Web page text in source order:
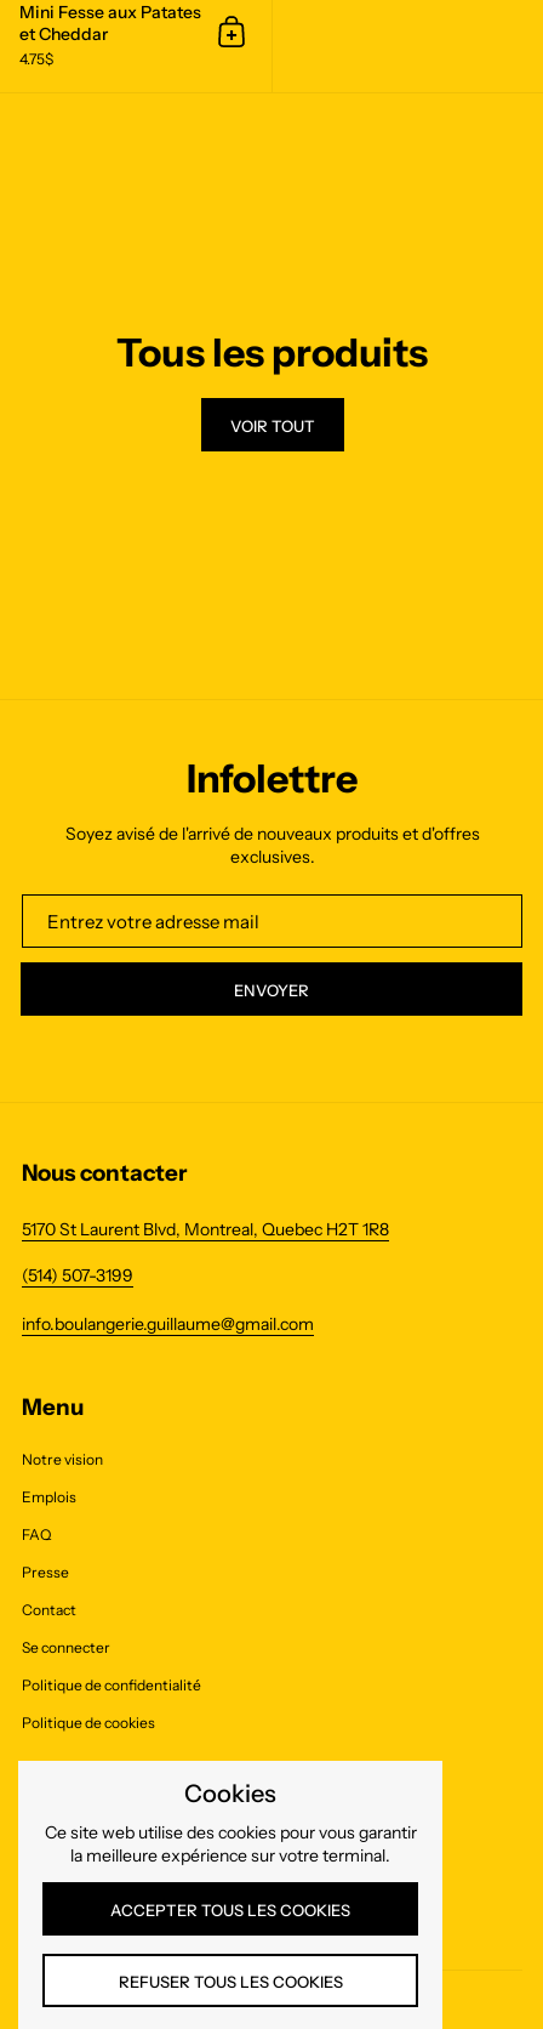
Mini Fesse aux Patates
et Cheddar
4.75$
Ajouter au panier
Tous les produits
VOIR TOUT
Infolettre
Soyez avisé de l'arrivé de nouveaux produits et d'offres
exclusives.
ENVOYER
Nous contacter
5170 St Laurent Blvd, Montreal, Quebec H2T 1R8
(514) 507-3199
info.boulangerie.guillaume@gmail.com
Menu
Notre vision
Emplois
FAQ
Presse
Contact
Se connecter
Politique de confidentialité
Politique de cookies
Facebook
Cookies
Ce site web utilise des cookies pour vous garantir
la meilleure expérience sur votre terminal.
ACCEPTER TOUS LES COOKIES
REFUSER TOUS LES COOKIES